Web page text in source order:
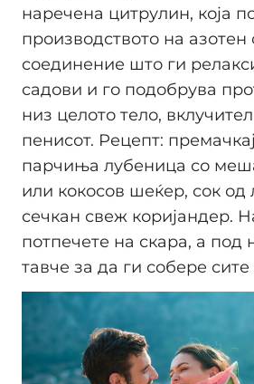
наречена цитрулин, која
производството на
соединение што ги
садови и го подобрува
низ целото тело,
пенисот. Рецепт:
парчиња лубеница со
или кокосов шеќер, сок од
сечкан свеж коријандер.
потпечете на скара, а под
тавче за да ги собере сите